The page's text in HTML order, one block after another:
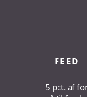
FEED
5 pct. af